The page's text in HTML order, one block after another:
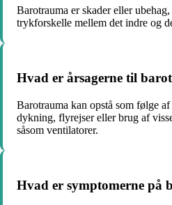
Barotrauma er skader eller
trykforskelle mellem det indre og
Hvad er årsagerne til
Barotrauma kan opstå som følge
dykning, flyrejser eller brug af
såsom ventilatorer.
Hvad er symptomerne på